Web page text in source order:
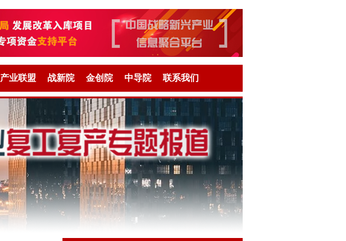
产业联盟 战新院 金创院 中导院 联系我们